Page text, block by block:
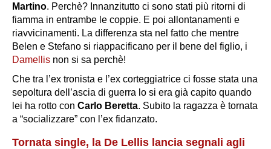
Martino. Perchè? Innanzitutto ci sono stati più ritorni di
fiamma in entrambe le coppie. E poi allontanamenti e
riavvicinamenti. La differenza sta nel fatto che mentre
Belen e Stefano si riappacificano per il bene del figlio, i
Damellis non si sa perchè!
Che tra l’ex tronista e l’ex corteggiatrice ci fosse stata una
sepoltura dell’ascia di guerra lo si era già capito quando
lei ha rotto con Carlo Beretta. Subito la ragazza è tornata
a “socializzare” con l’ex fidanzato.
Tornata single, la De Lellis lancia segnali agli